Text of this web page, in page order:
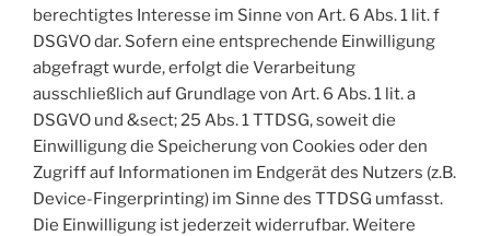
berechtigtes Interesse im Sinne von Art. 6 Abs. 1 lit. f
DSGVO dar. Sofern eine entsprechende Einwilligung
abgefragt wurde, erfolgt die Verarbeitung
ausschließlich auf Grundlage von Art. 6 Abs. 1 lit. a
DSGVO und &sect; 25 Abs. 1 TTDSG, soweit die
Einwilligung die Speicherung von Cookies oder den
Zugriff auf Informationen im Endgerät des Nutzers (z.B.
Device-Fingerprinting) im Sinne des TTDSG umfasst.
Die Einwilligung ist jederzeit widerrufbar. Weitere